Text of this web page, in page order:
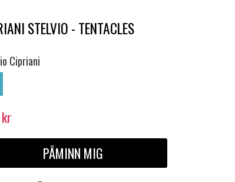
STELVIO - TENTACLES
Cipriani
kr
PÅMINN MIG